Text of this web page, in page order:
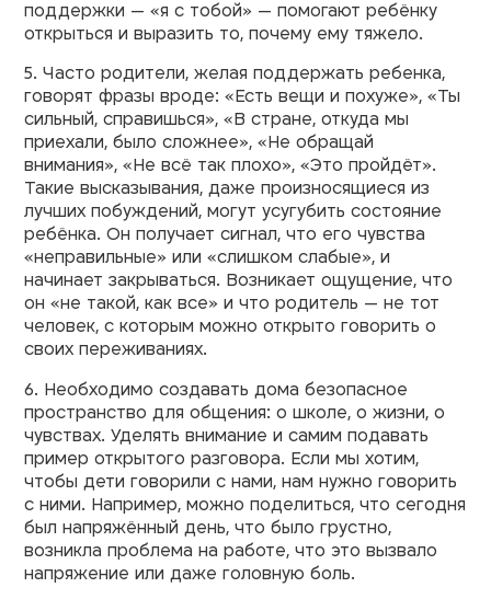
поддержки — «я с тобой» — помогают ребёнку
открыться и выразить то, почему ему тяжело.
5. Часто родители, желая поддержать ребенка,
говорят фразы вроде: «Есть вещи и похуже», «Ты
сильный, справишься», «В стране, откуда мы
приехали, было сложнее», «Не обращай
внимания», «Не всё так плохо», «Это пройдёт».
Такие высказывания, даже произносящиеся из
лучших побуждений, могут усугубить состояние
ребёнка. Он получает сигнал, что его чувства
«неправильные» или «слишком слабые», и
начинает закрываться. Возникает ощущение, что
он «не такой, как все» и что родитель — не тот
человек, с которым можно открыто говорить о
своих переживаниях.
6. Необходимо создавать дома безопасное
пространство для общения: о школе, о жизни, о
чувствах. Уделять внимание и самим подавать
пример открытого разговора. Если мы хотим,
чтобы дети говорили с нами, нам нужно говорить
с ними. Например, можно поделиться, что сегодня
был напряжённый день, что было грустно,
возникла проблема на работе, что это вызвало
напряжение или даже головную боль.